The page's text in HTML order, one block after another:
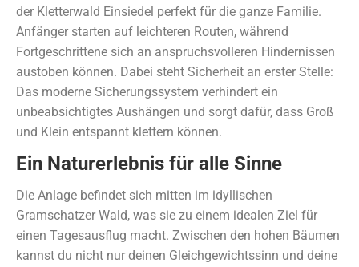
der Kletterwald Einsiedel perfekt für die ganze Familie.
Anfänger starten auf leichteren Routen, während
Fortgeschrittene sich an anspruchsvolleren Hindernissen
austoben können. Dabei steht Sicherheit an erster Stelle:
Das moderne Sicherungssystem verhindert ein
unbeabsichtigtes Aushängen und sorgt dafür, dass Groß
und Klein entspannt klettern können.
Ein Naturerlebnis für alle Sinne
Die Anlage befindet sich mitten im idyllischen
Gramschatzer Wald, was sie zu einem idealen Ziel für
einen Tagesausflug macht. Zwischen den hohen Bäumen
kannst du nicht nur deinen Gleichgewichtssinn und deine